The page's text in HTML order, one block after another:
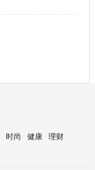
时尚 健康
理财